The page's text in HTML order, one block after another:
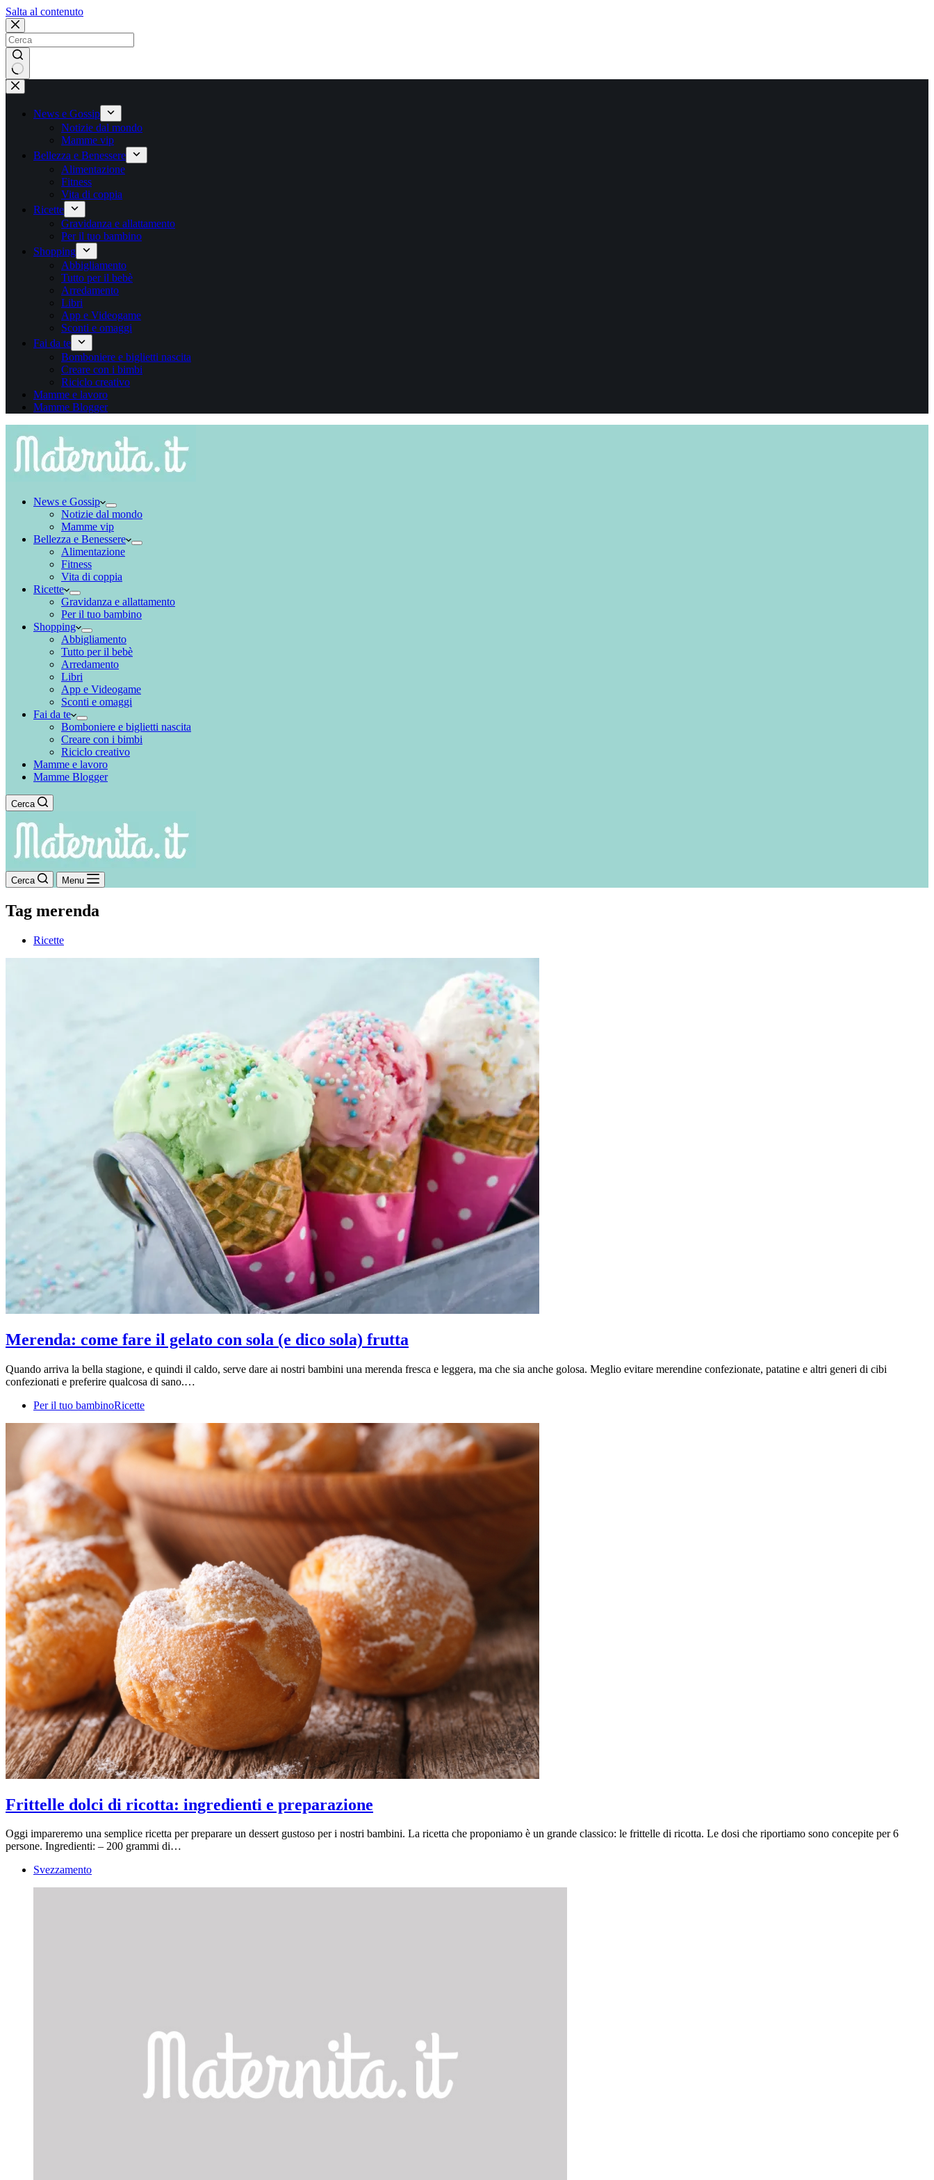
Salta al contenutoSalta
contenuto
Nessun
risultato
News e Gossip
Notizie dal mondo
Mamme vip
Bellezza e Benessere
Alimentazione
Fitness
Vita di coppia
Ricette
Gravidanza e allattamento
Per il tuo bambino
Shopping
Abbigliamento
Tutto per il bebè
Arredamento
Libri
App e Videogame
Sconti e omaggi
Fai da te
Bomboniere e biglietti nascita
Creare con i bimbi
Riciclo creativo
Mamme e lavoro
Mamme Blogger
News e Gossip
Notizie dal mondo
Mamme vip
Bellezza e Benessere
Alimentazione
Fitness
Vita di coppia
Ricette
Gravidanza e allattamento
Per il tuo bambino
Shopping
Abbigliamento
Tutto per il bebè
Arredamento
Libri
App e Videogame
Sconti e omaggi
Fai da te
Bomboniere e biglietti nascita
Creare con i bimbi
Riciclo creativo
Mamme e lavoro
Mamme Blogger
Cerca
Cerca Menu
Tag merenda
Ricette
Merenda: come fare il gelato con sola (e dico sola) frutta
Quando arriva la bella stagione, e quindi il caldo, serve dare ai nostri bambini una merenda fresca e leggera, ma che sia anche golosa. Meglio evitare merendine confezionate, patatine e altri generi di cibi
confezionati e preferire qualcosa di sano.…
Per il tuo bambinoRicette
Frittelle dolci di ricotta: ingredienti e preparazione
Oggi impareremo una semplice ricetta per preparare un dessert gustoso per i nostri bambini. La ricetta che proponiamo è un grande classico: le frittelle di ricotta. Le dosi che riportiamo sono concepite per 6
persone. Ingredienti: – 200 grammi di…
Svezzamento